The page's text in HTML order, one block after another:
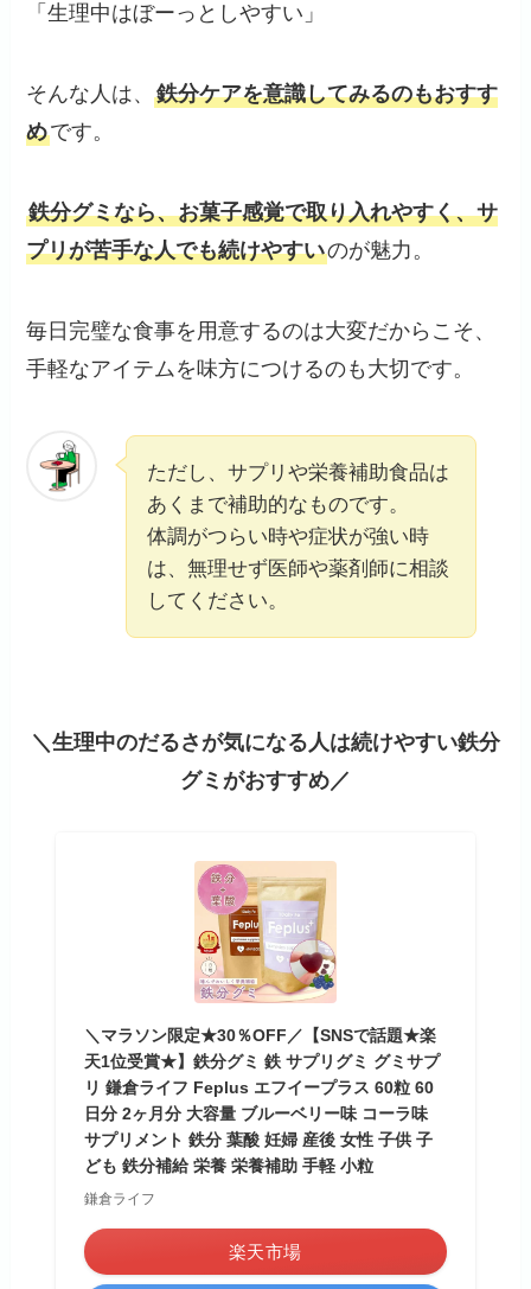
「生理中はぼーっとしやすい」
そんな人は、鉄分ケアを意識してみるのもおすす
めです。
鉄分グミなら、お菓子感覚で取り入れやすく、サ
プリが苦手な人でも続けやすいのが魅力。
毎日完璧な食事を用意するのは大変だからこそ、
手軽なアイテムを味方につけるのも大切です。
ただし、サプリや栄養補助食品は
あくまで補助的なものです。
体調がつらい時や症状が強い時
は、無理せず医師や薬剤師に相談
してください。
＼生理中のだるさが気になる人は続けやすい鉄分
グミがおすすめ／
＼マラソン限定★30％OFF／【SNSで話題★楽
天1位受賞★】鉄分グミ 鉄 サプリグミ グミサプ
リ 鎌倉ライフ Feplus エフイープラス 60粒 60
日分 2ヶ月分 大容量 ブルーベリー味 コーラ味
サプリメント 鉄分 葉酸 妊婦 産後 女性 子供 子
ども 鉄分補給 栄養 栄養補助 手軽 小粒
鎌倉ライフ
楽天市場